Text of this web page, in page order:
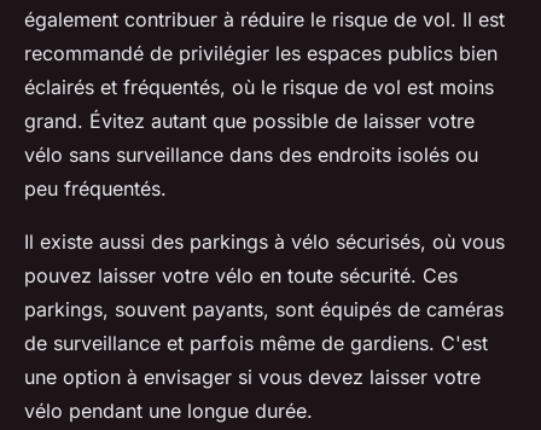
également contribuer à réduire le risque de vol. Il est
recommandé de privilégier les espaces publics bien
éclairés et fréquentés, où le risque de vol est moins
grand. Évitez autant que possible de laisser votre
vélo sans surveillance dans des endroits isolés ou
peu fréquentés.
Il existe aussi des parkings à vélo sécurisés, où vous
pouvez laisser votre vélo en toute sécurité. Ces
parkings, souvent payants, sont équipés de caméras
de surveillance et parfois même de gardiens. C'est
une option à envisager si vous devez laisser votre
vélo pendant une longue durée.